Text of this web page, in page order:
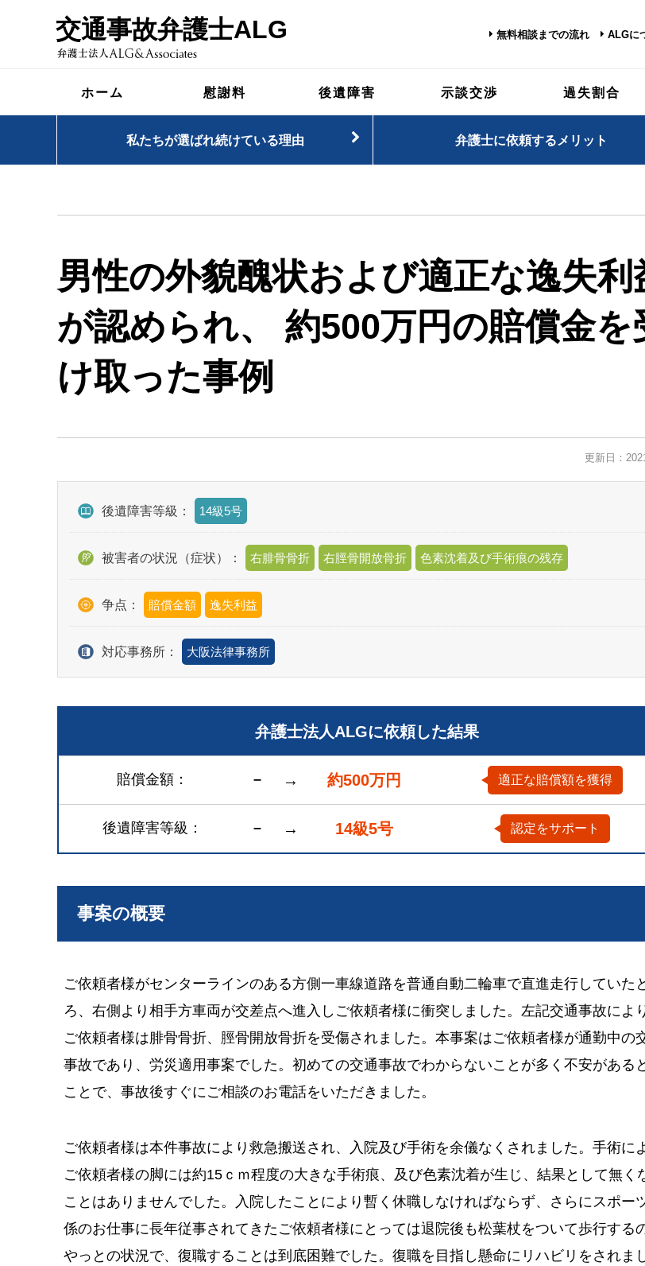
交通事故弁護士ALG 無料相談までの流れ ALGに
ホーム 慰謝料 後遺障害 示談交渉 過失割合
私たちが選ばれ続けている理由 弁護士に依頼するメリット
男性の外貌醜状および適正な逸失利
が認められ、 約500万円の賠償金を
け取った事例
更新日：
後遺障害等級： 14級5号
被害者の状況（症状）： 右腓骨骨折 右脛骨開放骨折 色素沈着及び手術痕の残存
争点： 賠償金額 逸失利益
対応事務所： 大阪法律事務所
弁護士法人ALGに依頼した結果
賠償金額 – → 約500万円 適正な賠償額を獲得
後遺障害等級 – → 14級5号 認定をサポート
事案の概要
ご依頼者様がセンターラインのある方側一車線道路を普通自動二輪車で直進走行していた
ろ、右側より相手方車両が交差点へ進入しご依頼者様に衝突しました。左記交通事故により
ご依頼者様は腓骨骨折、脛骨開放骨折を受傷されました。本事案はご依頼者様が通勤中の
事故であり、労災適用事案でした。初めての交通事故でわからないことが多く不安がある
ことで、事故後すぐにご相談のお電話をいただきました。
ご依頼者様は本件事故により救急搬送され、入院及び手術を余儀なくされました。手術に
ご依頼者様の脚には約15ｃｍ程度の大きな手術痕、及び色素沈着が生じ、結果として無く
ことはありませんでした。入院したことにより暫く休職しなければならず、さらにスポー
係のお仕事に長年従事されてきたご依頼者様にとっては退院後も松葉杖をついて歩行する
やっとの状況で、復職することは到底困難でした。復職を目指し懸命にリハビリをされま